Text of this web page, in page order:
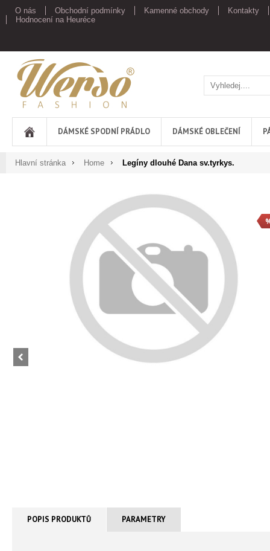
O nás Obchodní podmínky Kamenné obchody
Kontakty
Hodnocení na Heuréce
Werso
DÁMSKÉ SPODNÍ PRÁDLO DÁMSKÉ OBLEČENÍ
Hlavní stránka Home Legíny dlouhé Dana sv.tyrkys.
POPIS PRODUKTŮ PARAMETRY